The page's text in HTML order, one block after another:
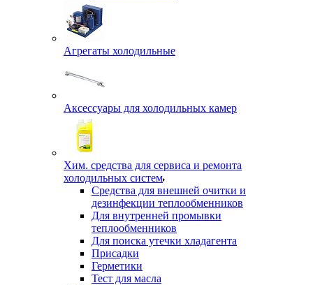
Агрегаты холодильные
Аксессуары для холодильных камер
Хим. средства для сервиса и ремонта
холодильных систем
Средства для внешней очитки и
дезинфекции теплообменников
Для внутренней промывки
теплообменников
Для поиска утечки хладагента
Присадки
Герметики
Тест для масла